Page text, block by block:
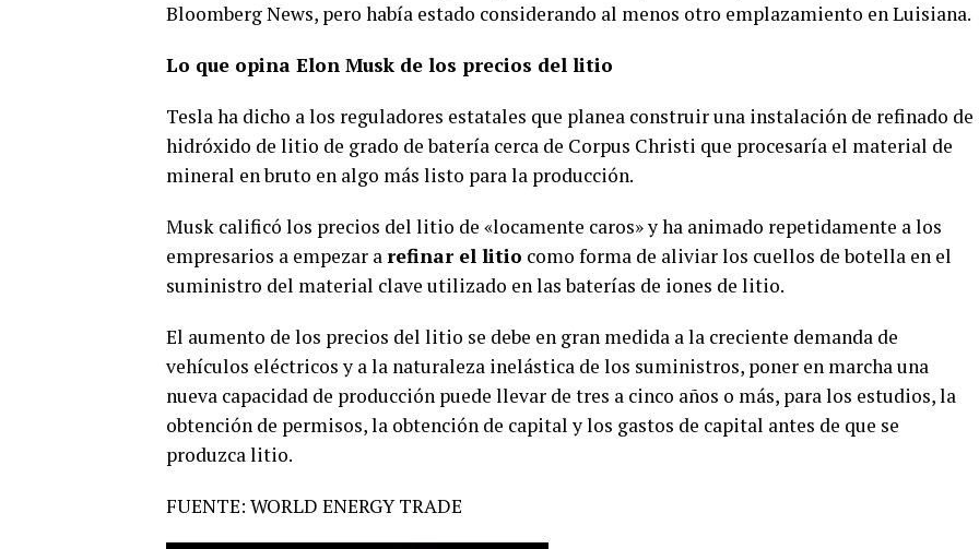
Bloomberg News, pero había estado considerando al menos otro emplazamiento en Luisiana.
Lo que opina Elon Musk de los precios del litio
Tesla ha dicho a los reguladores estatales que planea construir una instalación de refinado de
hidróxido de litio de grado de batería cerca de Corpus Christi que procesaría el material de
mineral en bruto en algo más listo para la producción.
Musk calificó los precios del litio de «locamente caros» y ha animado repetidamente a los
empresarios a empezar arefinar el litio como forma de aliviar los cuellos de botella en el
suministro del material clave utilizado en las baterías de iones de litio.
El aumento de los precios del litio se debe en gran medida a la creciente demanda de
vehículos eléctricos y a la naturaleza inelástica de los suministros, poner en marcha una
nueva capacidad de producción puede llevar de tres a cinco años o más, para los estudios, la
obtención de permisos, la obtención de capital y los gastos de capital antes de que se
produzca litio.
FUENTE: WORLD ENERGY TRADE